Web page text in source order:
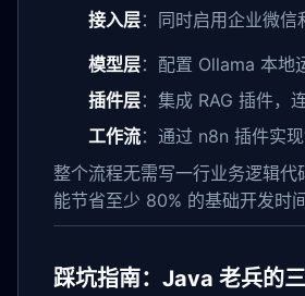
接入层：同时启用企业微信
模型层：配置 Ollama 本地
插件层：集成 RAG 插件
工作流：通过 n8n 插件实
整个流程无需写一行业务逻辑
能节省至少 80% 的基础开发时间
踩坑指南：Java 老兵的